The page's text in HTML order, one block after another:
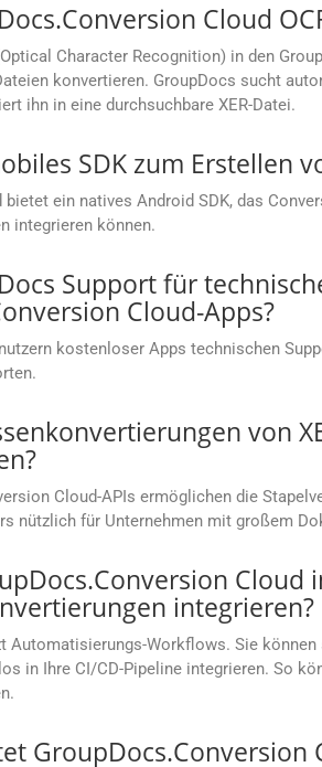
Cloud
Character Recognition) in den
konvertieren. GroupDocs sucht
ihn in eine durchsuchbare XER-Datei.
SDK zum Erstellen
bietet ein natives Android SDK, das
integrieren können.
Support für
Cloud-Apps?
kostenloser Apps technischen
von
Cloud-APIs ermöglichen die
nützlich für Unternehmen mit großem
integrieren?
Automatisierungs-Workflows. Sie können
in Ihre CI/CD-Pipeline integrieren. So
GroupDocs.Conversion